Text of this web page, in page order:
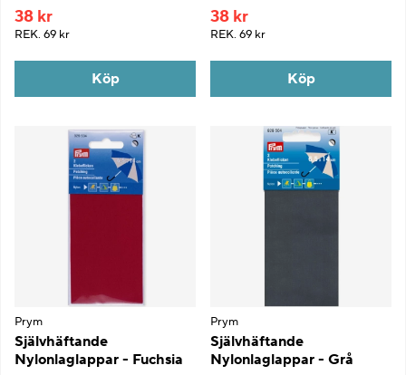
38 kr
REK. 69 kr
Köp
38 kr
REK. 69 kr
Köp
Prym
Självhäftande
Nylonlaglappar - Fuchsia
Prym
Självhäftande
Nylonlaglappar - Grå